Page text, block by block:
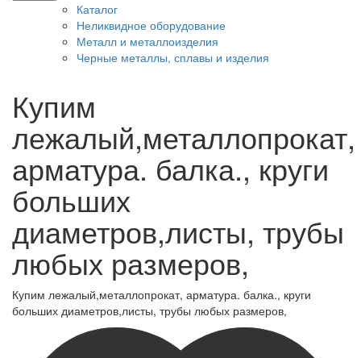
Каталог
Неликвидное оборудование
Металл и металлоизделия
Черные металлы, сплавы и изделия
Купим
лежалый,металлопрокат,
арматура. балка., круги
больших
диаметров,листы, трубы
любых размеров,
Купим лежалый,металлопрокат, арматура. балка., круги
больших диаметров,листы, трубы любых размеров,